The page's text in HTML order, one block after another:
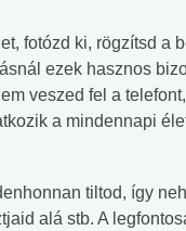
fotózd ki, rögzítsd a
ezek hasznos
veszed fel a
a mindennapi
tiltod, így
alá stb. A